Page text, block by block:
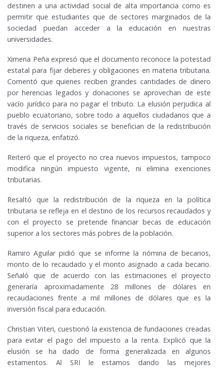
destinen a una actividad social de alta importancia como es
permitir que estudiantes que de sectores marginados de la
sociedad puedan acceder a la educación en nuestras
universidades.
Ximena Peña expresó que el documento reconoce la potestad
estatal para fijar deberes y obligaciones en materia tributaria.
Comentó que quienes reciben grandes cantidades de dinero
por herencias legados y donaciones se aprovechan de este
vacío jurídico para no pagar el tributo. La elusión perjudica al
pueblo ecuatoriano, sobre todo a aquellos ciudadanos que a
través de servicios sociales se benefician de la redistribución
de la riqueza, enfatizó.
Reiteró que el proyecto no crea nuevos impuestos, tampoco
modifica ningún impuesto vigente, ni elimina exenciones
tributarias.
Resaltó que la redistribución de la riqueza en la política
tributaria se refleja en el destino de los recursos recaudados y
con el proyecto se pretende financiar becas de educación
superior a los sectores más pobres de la población.
Ramiro Aguilar pidió que se informe la nómina de becarios,
monto de lo recaudado y el monto asignado a cada becario.
Señaló que de acuerdo con las estimaciones el proyecto
generaría aproximadamente 28 millones de dólares en
recaudaciones frente a mil millones de dólares que es la
inversión fiscal para educación.
Christian Viteri, cuestionó la existencia de fundaciones creadas
para evitar el pago del impuesto a la renta. Explicó que la
elusión se ha dado de forma generalizada en algunos
estamentos. Al SRI le estamos dando las mejores